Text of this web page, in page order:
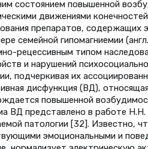
состоянием повышенной
движениями
препаратов, содержащих
семейной гипомагниемии
рецессивным типом
и нарушений
подчеркивая их
дисфункция (ВД),
повышенной
ВД представлено в работе
патологии [32]. Известно,
эмоциональными и